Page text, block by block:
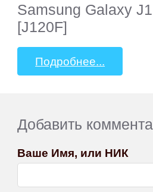
Samsung Galaxy
[J120F]
Подробнее...
Добавить
Ваше Имя, или НИК